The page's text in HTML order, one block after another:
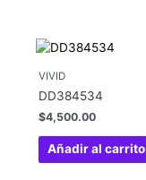
VIVID
DD384534
$4,500.00
Añadir al carrito